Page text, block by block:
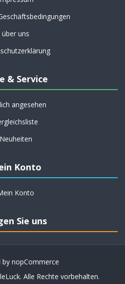
über uns
& Service
angesehen
Neuheiten
Konto
Konto
Sie uns
by nopCommerce
Alle Rechte vorbehalten.